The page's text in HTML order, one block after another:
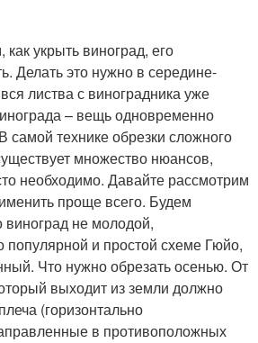
укрыть виноград, его
Делать это нужно в середине-
листва с виноградника уже
– вещь одновременно
самой технике обрезки сложного
множество нюансов,
необходимо. Давайте рассмотрим
проще всего. Будем
виноград не молодой,
и простой схеме Гюйо,
Что нужно обрезать осенью. От
выходит из земли должно
(горизонтально
в противоположных